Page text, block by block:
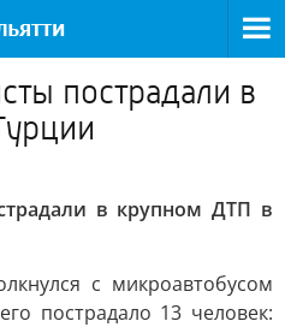
пострадали в
в крупном ДТП в
с микроавтобусом
пострадало 13 человек: